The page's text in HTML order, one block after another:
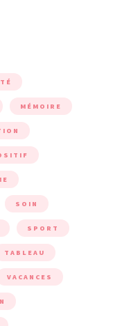
MÉMOIRE
SOIN
SPORT
TABLEAU
VACANCES